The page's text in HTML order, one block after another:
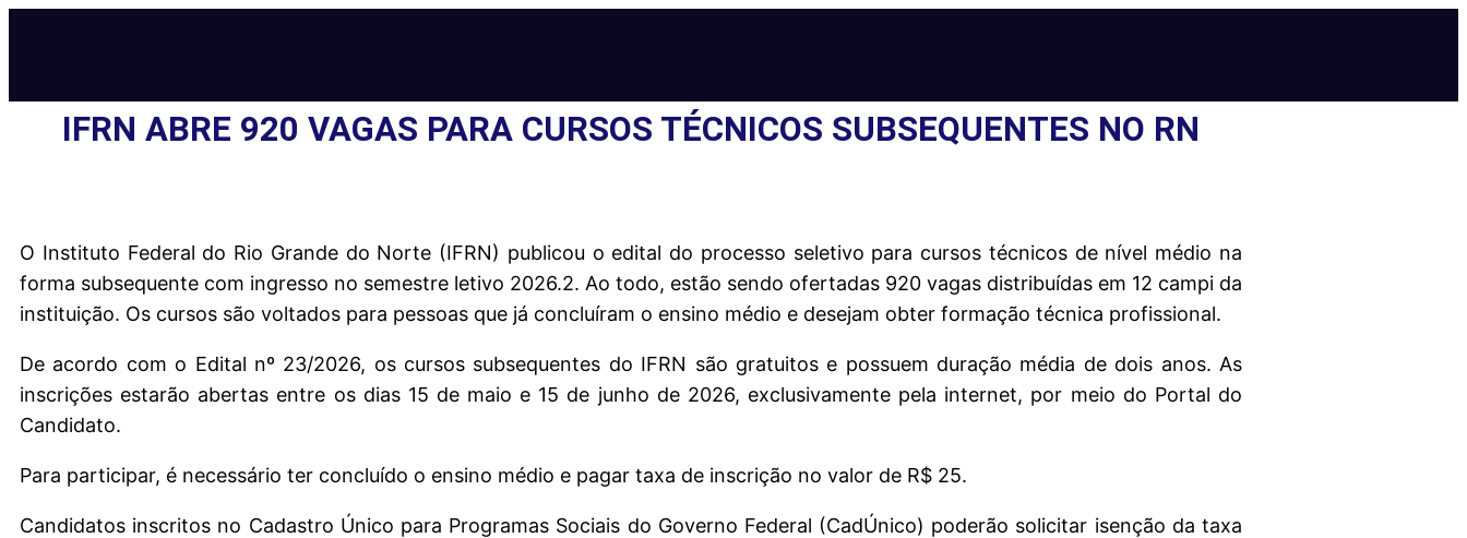
IFRN ABRE 920 VAGAS PARA CURSOS TÉCNICOS SUBSEQUENTES NO RN
O Instituto Federal do Rio Grande do Norte (IFRN) publicou o edital do processo seletivo para cursos técnicos de nível médio na
forma subsequente com ingresso no semestre letivo 2026.2. Ao todo, estão sendo ofertadas 920 vagas distribuídas em 12 campi da
instituição. Os cursos são voltados para pessoas que já concluíram o ensino médio e desejam obter formação técnica profissional.
De acordo com o Edital nº 23/2026, os cursos subsequentes do IFRN são gratuitos e possuem duração média de dois anos. As
inscrições estarão abertas entre os dias 15 de maio e 15 de junho de 2026, exclusivamente pela internet, por meio do Portal do
Candidato.
Para participar, é necessário ter concluído o ensino médio e pagar taxa de inscrição no valor de R$ 25.
Candidatos inscritos no Cadastro Único para Programas Sociais do Governo Federal (CadÚnico) poderão solicitar isenção da taxa